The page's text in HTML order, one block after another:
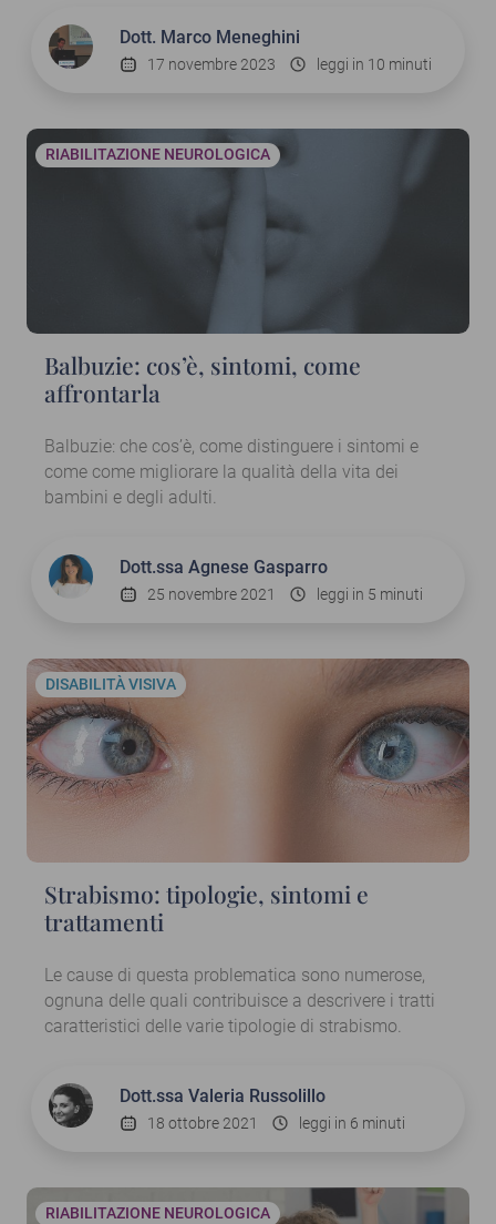
Dott. Marco Meneghini
17 novembre 2023 leggi in 10 minuti
RIABILITAZIONE NEUROLOGICA
Balbuzie: cos’è, sintomi, come
affrontarla
Balbuzie: che cos’è, come distinguere i sintomi e
come come migliorare la qualità della vita dei
bambini e degli adulti.
Dott.ssa Agnese Gasparro
25 novembre 2021 leggi in 5 minuti
DISABILITÀ VISIVA
Strabismo: tipologie, sintomi e
trattamenti
Le cause di questa problematica sono numerose,
ognuna delle quali contribuisce a descrivere i tratti
caratteristici delle varie tipologie di strabismo.
Dott.ssa Valeria Russolillo
18 ottobre 2021 leggi in 6 minuti
RIABILITAZIONE NEUROLOGICA